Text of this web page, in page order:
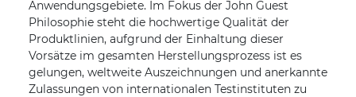
Anwendungsgebiete. Im Fokus der John Guest
Philosophie steht die hochwertige Qualität der
Produktlinien, aufgrund der Einhaltung dieser
Vorsätze im gesamten Herstellungsprozess ist es
gelungen, weltweite Auszeichnungen und anerkannte
Zulassungen von internationalen Testinstituten zu